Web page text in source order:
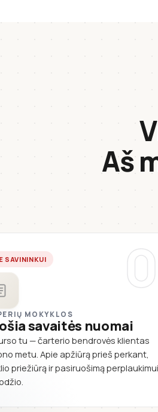
Aš
SAVININKUI
MOKYKLOS
savaitės nuomai
tu — čarterio bendrovės klientas
metu. Apie apžiūrą prieš perkant,
priežiūrą ir pasiruošimą